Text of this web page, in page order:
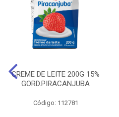
CREME DE LEITE 200G 15%
GORD.PIRACANJUBA
Código: 112781